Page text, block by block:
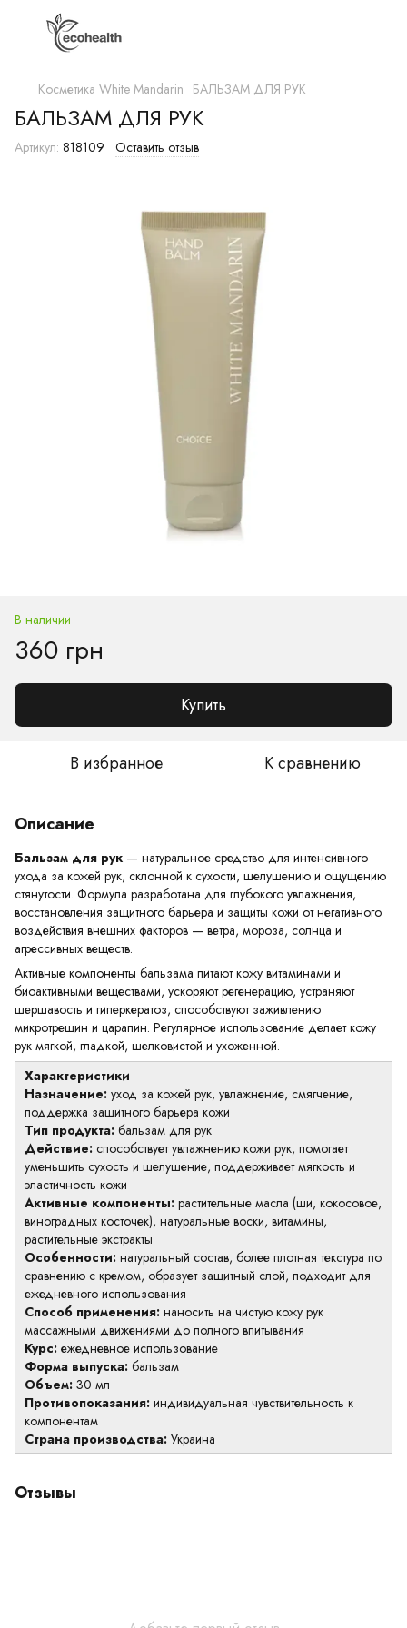
Косметика White Mandarin БАЛЬЗАМ ДЛЯ РУК
БАЛЬЗАМ ДЛЯ РУК
Артикул: 818109 Оставить отзыв
В наличии
360 грн
Купить
В избранное К сравнению
Описание
Бальзам для рук — натуральное средство для интенсивного
ухода за кожей рук, склонной к сухости, шелушению и ощущению
стянутости. Формула разработана для глубокого увлажнения,
восстановления защитного барьера и защиты кожи от негативного
воздействия внешних факторов — ветра, мороза, солнца и
агрессивных веществ.
Активные компоненты бальзама питают кожу витаминами и
биоактивными веществами, ускоряют регенерацию, устраняют
шершавость и гиперкератоз, способствуют заживлению
микротрещин и царапин. Регулярное использование делает кожу
рук мягкой, гладкой, шелковистой и ухоженной.
Характеристики
Назначение: уход за кожей рук, увлажнение, смягчение,
поддержка защитного барьера кожи
Тип продукта: бальзам для рук
Действие: способствует увлажнению кожи рук, помогает
уменьшить сухость и шелушение, поддерживает мягкость и
эластичность кожи
Активные компоненты: растительные масла (ши, кокосовое,
виноградных косточек), натуральные воски, витамины,
растительные экстракты
Особенности: натуральный состав, более плотная текстура по
сравнению с кремом, образует защитный слой, подходит для
ежедневного использования
Способ применения: наносить на чистую кожу рук
массажными движениями до полного впитывания
Курс: ежедневное использование
Форма выпуска: бальзам
Объем: 30 мл
Противопоказания: индивидуальная чувствительность к
компонентам
Страна производства: Украина
Отзывы